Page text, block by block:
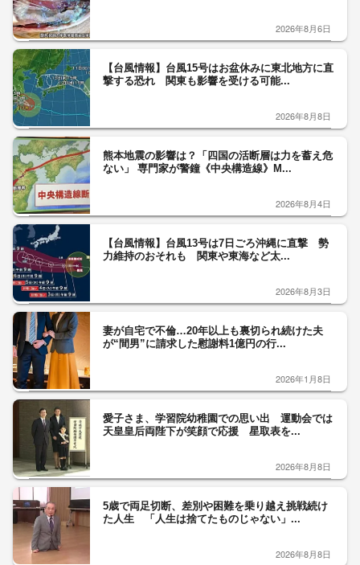
2026年8月6日
【台風情報】台風15号はお盆休みに東北地方に直
撃する恐れ 関東も影響を受ける可能...
2026年8月8日
熊本地震の影響は？「四国の活断層は力を蓄え危
ない」 専門家が警鐘《中央構造線》M...
2026年8月4日
【台風情報】台風13号は7日ごろ沖縄に直撃 勢
力維持のおそれも 関東や東海など太...
2026年8月3日
妻が自宅で不倫…20年以上も裏切られ続けた夫
が“間男”に請求した慰謝料1億円の行...
2026年1月8日
愛子さま、学習院幼稚園での思い出 運動会では
天皇皇后両陛下が笑顔で応援 星取表を...
2026年8月8日
5歳で両足切断、差別や困難を乗り越え挑戦続け
た人生 「人生は捨てたものじゃない」...
2026年8月8日